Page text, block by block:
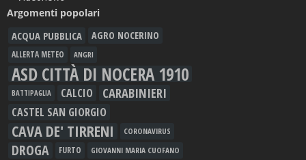
Argomenti popolari
ACQUA PUBBLICA AGRO NOCERINO
ALLERTA METEO ANGRI
ASD CITTÀ DI NOCERA 1910
BATTIPAGLIA CALCIO CARABINIERI
CASTEL SAN GIORGIO
CAVA DE' TIRRENI CORONAVIRUS
DROGA FURTO GIOVANNI MARIA CUOFANO